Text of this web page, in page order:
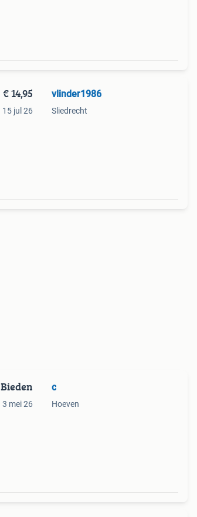
€ 14,95
15 jul 26
vlinder1986
Sliedrecht
Bieden
3 mei 26
c
Hoeven